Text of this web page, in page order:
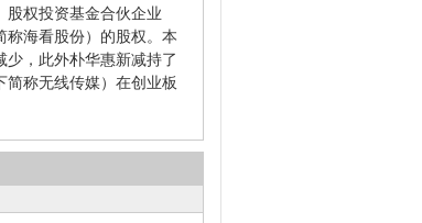
股权投资基金合伙企业
称海看股份）的股权。本
，此外朴华惠新减持了
称无线传媒）在创业板